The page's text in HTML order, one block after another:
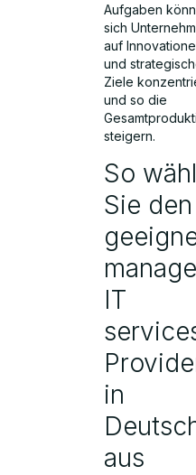
Aufgaben
sich
auf
und
Ziele
und so die
steigern.
So
Sie den
IT
in
aus